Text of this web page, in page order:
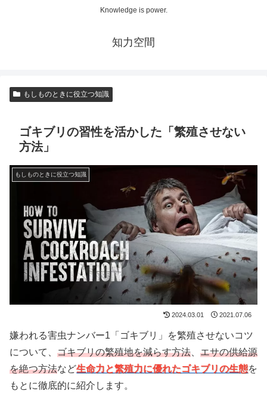
Knowledge is power.
知力空間
もしものときに役立つ知識
ゴキブリの習性を活かした「繁殖させない
方法」
もしものときに役立つ知識
2024.03.01 2021.07.06
嫌われる害虫ナンバー1「ゴキブリ」を繁殖させないコツ
について、 ゴキブリの繁殖地を減らす方法
エサの供給源
を絶つ方法など生命力と繁殖力に優れたゴキブリの生態を
もとに徹底的に紹介します。